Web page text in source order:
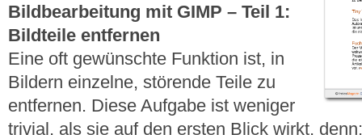
Bildbearbeitung mit GIMP – Teil 1:
Bildteile entfernen
Eine oft gewünschte Funktion ist, in
Bildern einzelne, störende Teile zu
entfernen. Diese Aufgabe ist weniger
trivial, als sie auf den ersten Blick wirkt,